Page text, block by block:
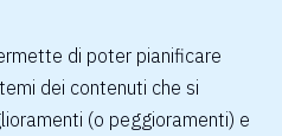
di poter pianificare
dei contenuti che si
(o peggioramenti) e